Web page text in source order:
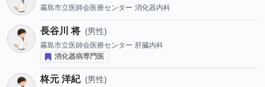
霧島市立医師会医療センター 消化器内科
長谷川 将 男性
霧島市立医師会医療センター 肝臓内科
消化器病専門医
柊元 洋紀 男性